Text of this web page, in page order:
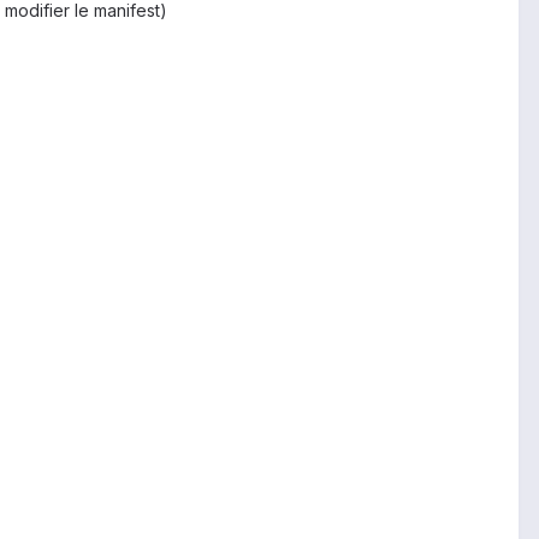
le manifest)